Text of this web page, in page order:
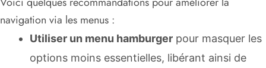
navigation via les menus :
Utiliser un menu hamburger pour masquer les
options moins essentielles, libérant ainsi de